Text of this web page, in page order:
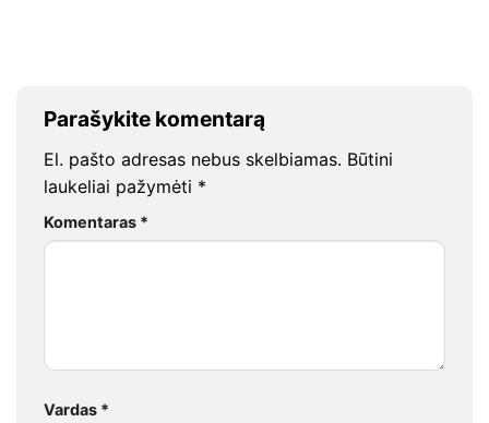
Parašykite komentarą
El. pašto adresas nebus skelbiamas. Būtini
laukeliai pažymėti *
Komentaras *
Vardas *